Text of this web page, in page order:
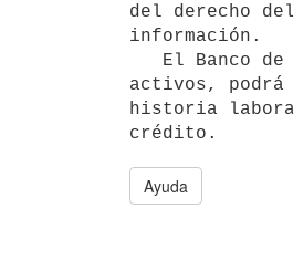
del derecho
información.
activos,
historia
Ayuda